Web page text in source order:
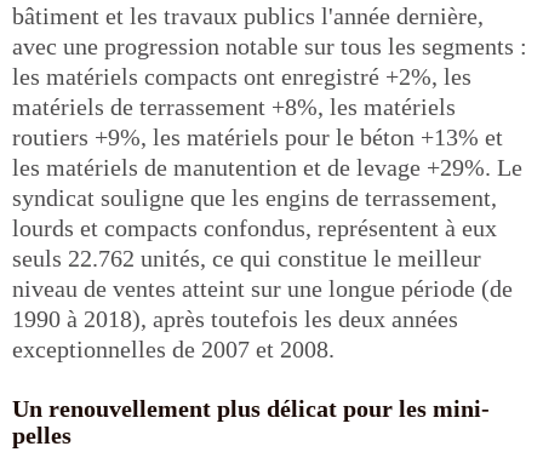
bâtiment et les travaux publics l'année dernière,
avec une progression notable sur tous les segments :
les matériels compacts ont enregistré +2%, les
matériels de terrassement +8%, les matériels
routiers +9%, les matériels pour le béton +13% et
les matériels de manutention et de levage +29%. Le
syndicat souligne que les engins de terrassement,
lourds et compacts confondus, représentent à eux
seuls 22.762 unités, ce qui constitue le meilleur
niveau de ventes atteint sur une longue période (de
1990 à 2018), après toutefois les deux années
exceptionnelles de 2007 et 2008.
Un renouvellement plus délicat pour les mini-
pelles